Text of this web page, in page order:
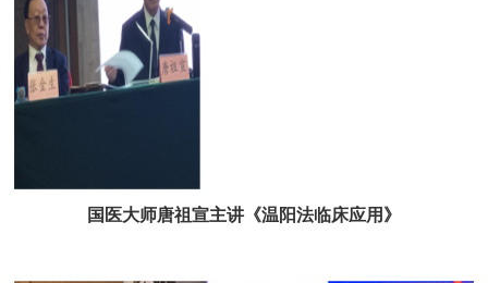
国医大师唐祖宣主讲 《温阳法临床应用 》